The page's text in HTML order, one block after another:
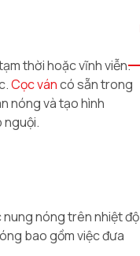
thời hoặc vĩnh viễn.
Cọc váncó sẵn trong
nóng và tạo hình
nguội.
nóng trên nhiệt độ
bao gồm việc đưa